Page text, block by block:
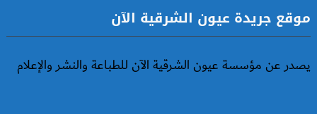
موقع جريدة عيون الشرقية الآن
يصدر عن مؤسسة عيون الشرقية الآن للطباعة والنشر والإعلام